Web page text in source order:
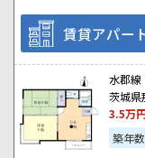
賃貸アパー
水郡線
茨城県
3.5万
築年数